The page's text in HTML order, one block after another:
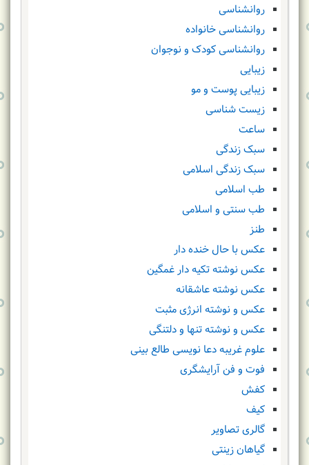
روانشناسی
روانشناسی خانواده
روانشناسی کودک و نوجوان
زیبایی
زیبایی پوست و مو
زیست شناسی
ساعت
سبک زندگی
سبک زندگی اسلامی
طب اسلامی
طب سنتی و اسلامی
طنز
عکس با حال خنده دار
عکس نوشته تکیه دار غمگین
عکس نوشته عاشقانه
عکس و نوشته انرژی مثبت
عکس و نوشته تنها و دلتنگی
علوم غریبه دعا نویسی طالع بینی
فوت و فن آرایشگری
کفش
کیف
گالری تصاویر
گیاهان زینتی